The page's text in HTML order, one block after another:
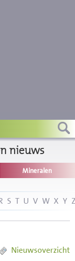
nieuws
Mineralen
S T U V W X Y
Nieuwsoverzicht